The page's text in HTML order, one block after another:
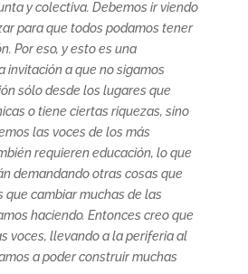
y colectiva. Debemos ir viendo
para que todos podamos tener
Por eso, y esto es una
invitación a que no sigamos
sólo desde los lugares que
o tiene ciertas riquezas, sino
las voces de los más
requieren educación, lo que
demandando otras cosas que
que cambiar muchas de las
haciendo. Entonces creo que
voces, llevando a la periferia al
a poder construir muchas